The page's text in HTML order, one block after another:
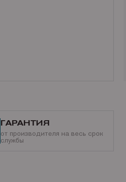
ГАРАНТИЯ
от производителя на весь срок
службы